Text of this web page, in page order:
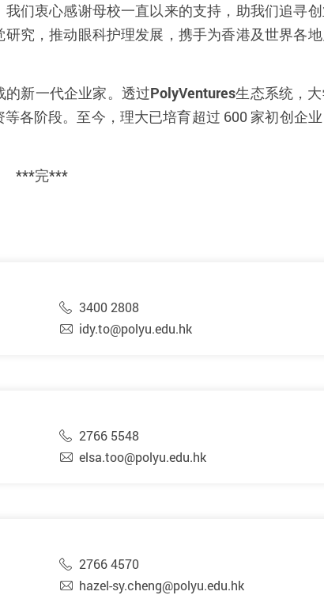
们衷心感谢母校一直以来的支持，助我们追寻
究，推动眼科护理发展，携手为香港及世界各
新一代企业家。透过PolyVentures生态系统，
各阶段。至今，理大已培育超过 600 家初创企
***完***
3400 2808
idy.to@polyu.edu.hk
2766 5548
elsa.too@polyu.edu.hk
2766 4570
hazel-sy.cheng@polyu.edu.hk